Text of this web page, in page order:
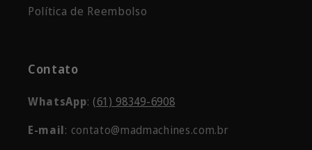
Política de Reembolso
Contato
WhatsApp: (61) 98349-6908
E-mail: contato@madmachines.com.br